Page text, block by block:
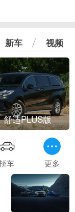
新车 视频
舒适PLUS版
车 更多